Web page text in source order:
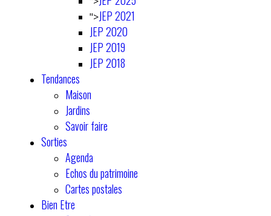
">JEP 2021
JEP 2020
JEP 2019
JEP 2018
Tendances
Maison
Jardins
Savoir faire
Sorties
Agenda
Echos du patrimoine
Cartes postales
Bien Etre